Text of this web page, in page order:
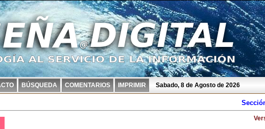
BÚSQUEDA COMENTARIOS IMPRIMIR Sabado, 8 de Agosto de 2026